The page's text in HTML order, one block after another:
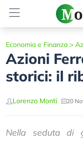
Economia e Finanza >
Azioni
storici: il
Lorenzo Monti 20
Nella seduta di